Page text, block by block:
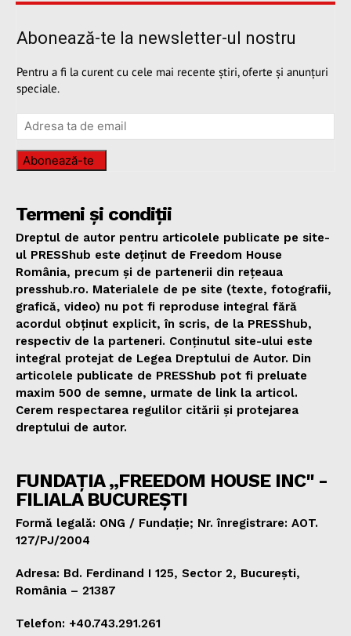
Abonează-te la newsletter-ul nostru
Pentru a fi la curent cu cele mai recente știri, oferte și anunțuri
speciale.
Abonează-te
Termeni și condiții
Dreptul de autor pentru articolele publicate pe site-
ul PRESShub este deținut de Freedom House
România, precum și de partenerii din rețeaua
presshub.ro. Materialele de pe site (texte, fotografii,
grafică, video) nu pot fi reproduse integral fără
acordul obținut explicit, în scris, de la PRESShub,
respectiv de la parteneri. Conținutul site-ului este
integral protejat de Legea Dreptului de Autor. Din
articolele publicate de PRESShub pot fi preluate
maxim 500 de semne, urmate de link la articol.
Cerem respectarea regulilor citării și protejarea
dreptului de autor.
FUNDAȚIA „FREEDOM HOUSE INC" -
FILIALA BUCUREȘTI
Formă legală: ONG / Fundație; Nr. înregistrare: AOT.
127/PJ/2004
Adresa: Bd. Ferdinand I 125, Sector 2, București,
România – 21387
Telefon: +40.743.291.261